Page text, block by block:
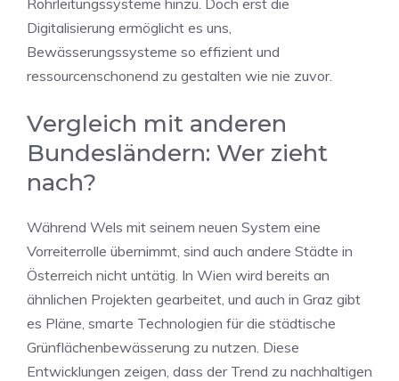
Rohrleitungssysteme hinzu. Doch erst die
Digitalisierung ermöglicht es uns,
Bewässerungssysteme so effizient und
ressourcenschonend zu gestalten wie nie zuvor.
Vergleich mit anderen
Bundesländern: Wer zieht
nach?
Während Wels mit seinem neuen System eine
Vorreiterrolle übernimmt, sind auch andere Städte in
Österreich nicht untätig. In Wien wird bereits an
ähnlichen Projekten gearbeitet, und auch in Graz gibt
es Pläne, smarte Technologien für die städtische
Grünflächenbewässerung zu nutzen. Diese
Entwicklungen zeigen, dass der Trend zu nachhaltigen